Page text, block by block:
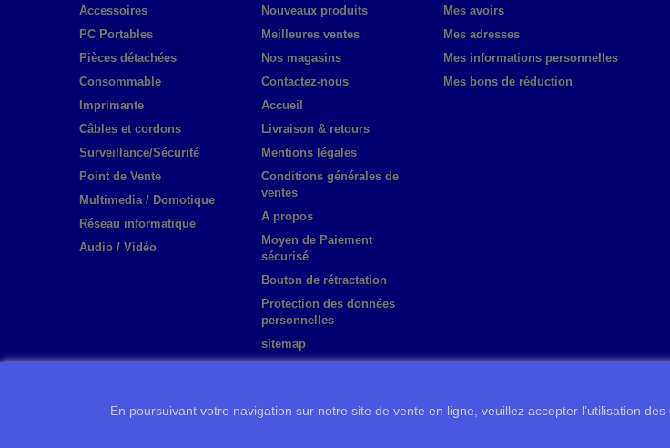
Accessoires
PC Portables
Pièces détachées
Consommable
Imprimante
Câbles et cordons
Surveillance/Sécurité
Point de Vente
Multimedia / Domotique
Réseau informatique
Audio / Vidéo
Nouveaux produits
Meilleures ventes
Nos magasins
Contactez-nous
Accueil
Livraison & retours
Mentions légales
Conditions générales de
ventes
A propos
Moyen de Paiement
sécurisé
Bouton de rétractation
Protection des données
personnelles
sitemap
Mes avoirs
Mes adresses
Mes informations personnelles
Mes bons de réduction
En poursuivant votre navigation sur notre site de vente en ligne, veuillez accepter l’utilisation